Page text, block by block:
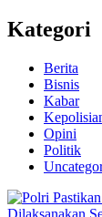
Kategori
Berita
Bisnis
Kabar
Opini
Politik